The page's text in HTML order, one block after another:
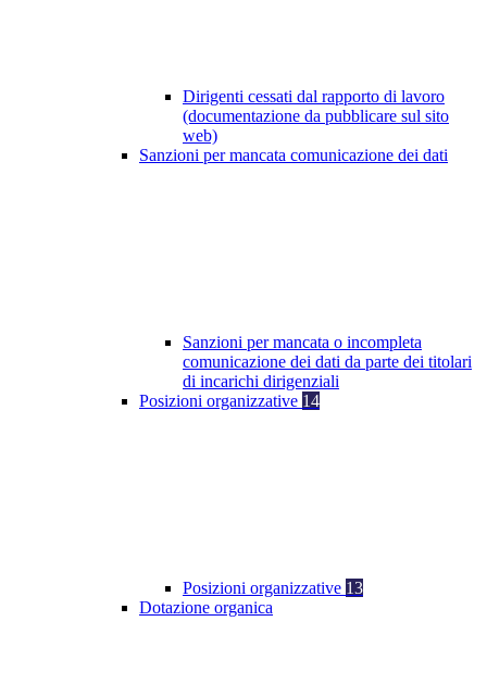
Dirigenti cessati dal rapporto di lavoro
(documentazione da pubblicare sul sito
web)
Sanzioni per mancata comunicazione dei dati
Sanzioni per mancata o incompleta
comunicazione dei dati da parte dei titolari
di incarichi dirigenziali
Posizioni organizzative 14
Posizioni organizzative 13
Dotazione organica